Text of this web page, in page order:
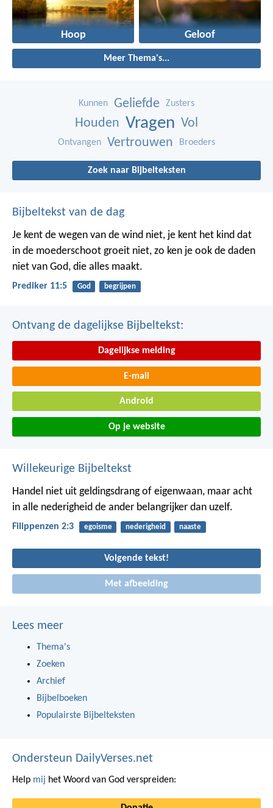
Hoop Geloof
Meer Thema's...
Kunnen Geliefde Zusters
Houden Vragen Vol
Ontvangen Vertrouwen Broeders
Zoek naar Bijbelteksten
Bijbeltekst van de dag
Je kent de wegen van de wind niet, je kent het kind dat
in de moederschoot groeit niet, zo ken je ook de daden
niet van God, die alles maakt.
Prediker 11:5 God begrijpen
Ontvang de dagelijkse Bijbeltekst:
Dagelijkse melding
E-mail
Android
Op je website
Willekeurige Bijbeltekst
Handel niet uit geldingsdrang of eigenwaan, maar acht
in alle nederigheid de ander belangrijker dan uzelf.
Filippenzen 2:3 egoisme nederigheid naaste
Volgende tekst!
Met afbeelding
Lees meer
Thema's
Zoeken
Archief
Bijbelboeken
Populairste Bijbelteksten
Ondersteun DailyVerses.net
Help mij het Woord van God verspreiden: